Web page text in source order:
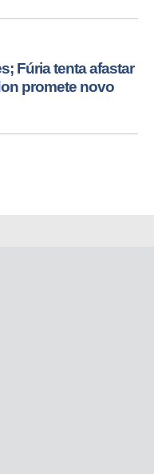
Fúria tenta afastar
promete novo